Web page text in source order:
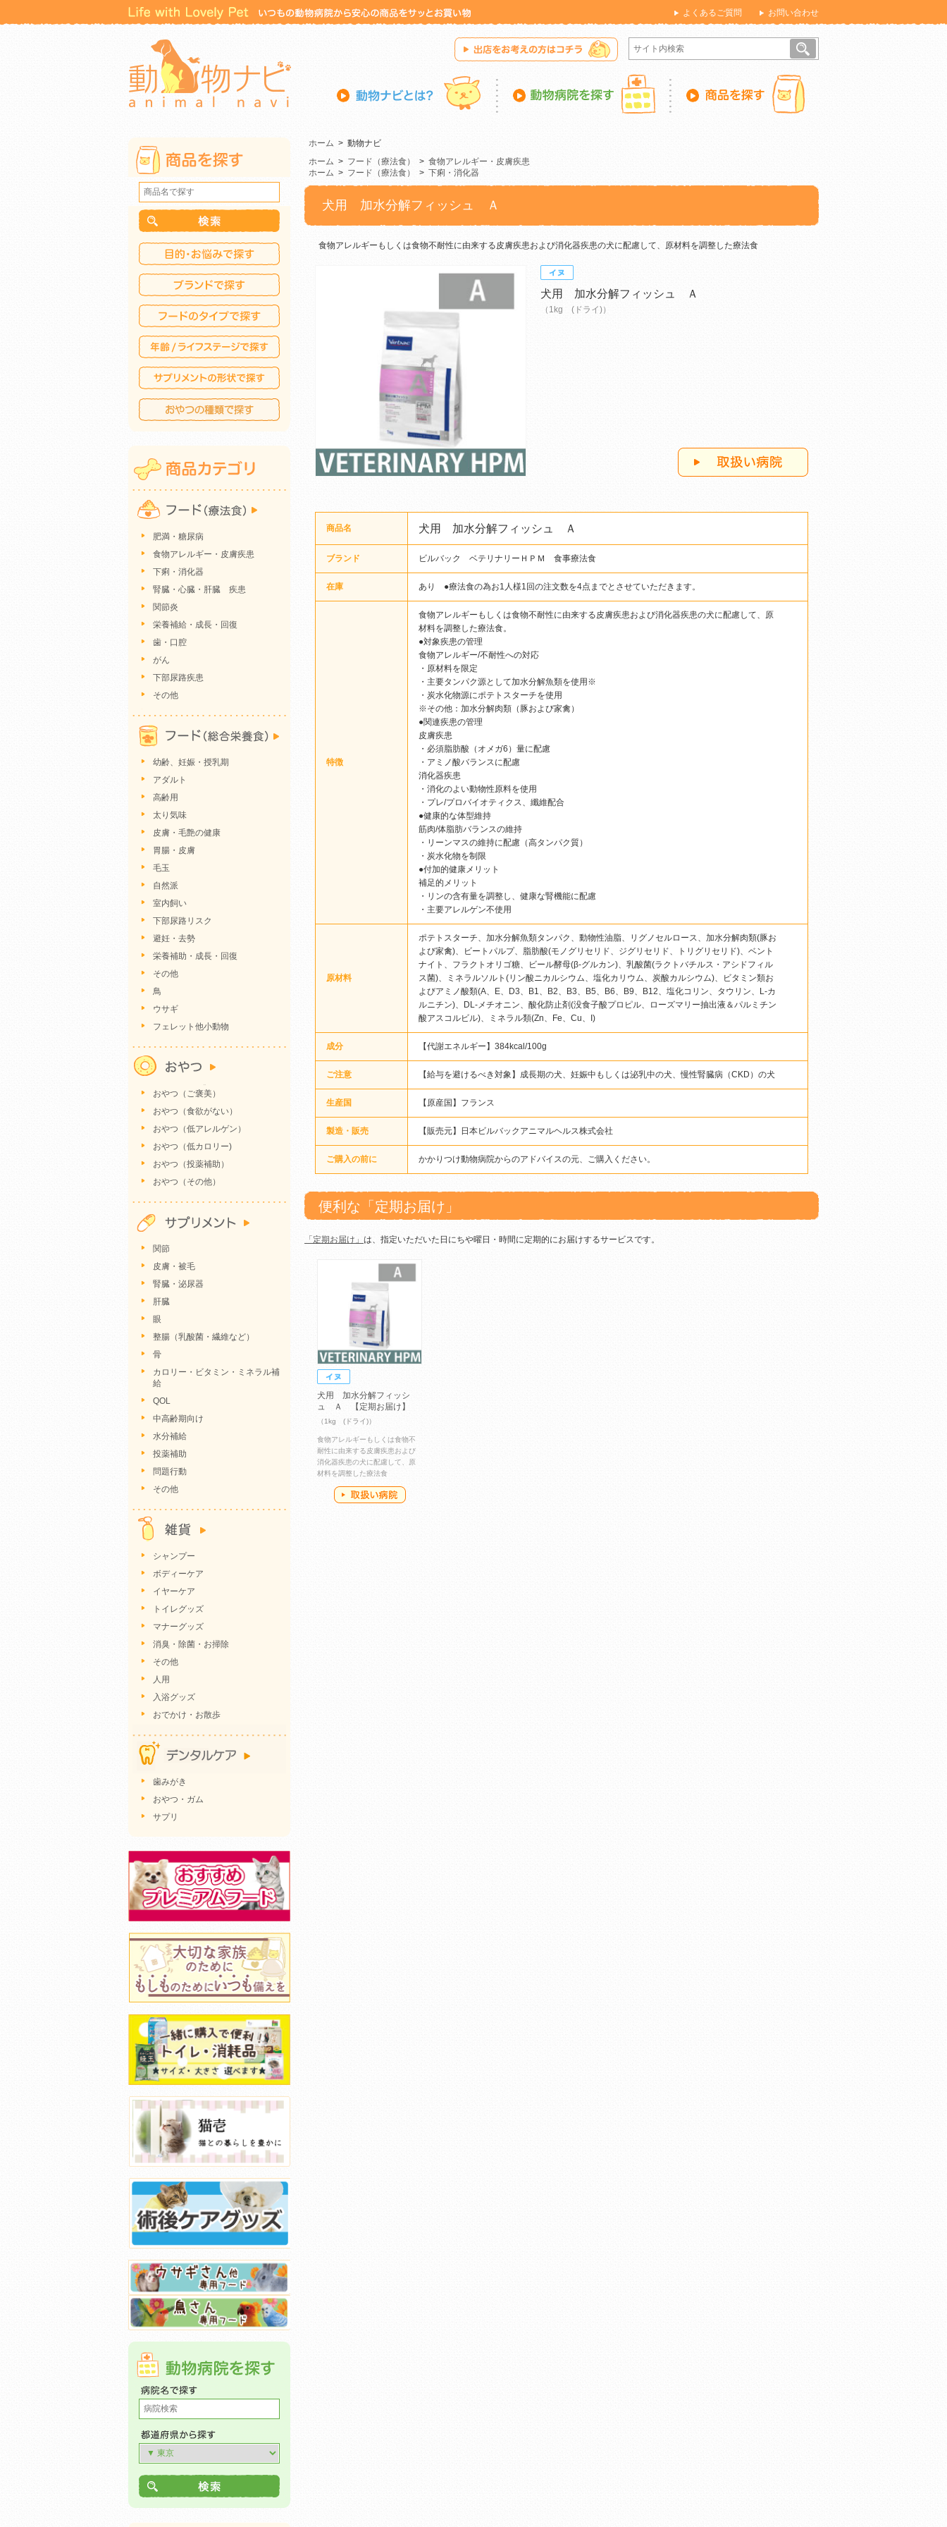
よくあるご質問 お問い合わせ
ホーム > 動物ナビ
ホーム > フード（療法食） > 食物アレルギー・皮膚疾患
ホーム > フード（療法食） > 下痢・消化器
犬用 加水分解フィッシュ Ａ
食物アレルギーもしくは食物不耐性に由来する皮膚疾患および消化器疾患の犬に配慮して、原材料を調整した療法食
犬用 加水分解フィッシュ Ａ
（1kg (ドライ)）
商品名 犬用 加水分解フィッシュ Ａ
ブランド ビルバック ベテリナリーＨＰＭ 食事療法食
在庫 あり ●療法食の為お1人様1回の注文数を4点までとさせていただきます。
特徴
食物アレルギーもしくは食物不耐性に由来する皮膚疾患および消化器疾患の犬に配慮して、原
材料を調整した療法食。
●対象疾患の管理
食物アレルギー/不耐性への対応
・原材料を限定
・主要タンパク源として加水分解魚類を使用※
・炭水化物源にポテトスターチを使用
※その他：加水分解肉類（豚および家禽）
●関連疾患の管理
皮膚疾患
・必須脂肪酸（オメガ6）量に配慮
・アミノ酸バランスに配慮
消化器疾患
・消化のよい動物性原料を使用
・プレ/プロバイオティクス、纖維配合
●健康的な体型維持
筋肉/体脂肪バランスの維持
・リーンマスの維持に配慮（高タンパク質）
・炭水化物を制限
●付加的健康メリット
補足的メリット
・リンの含有量を調整し、健康な腎機能に配慮
・主要アレルゲン不使用
原材料
ポテトスターチ、加水分解魚類タンパク、動物性油脂、リグノセルロース、加水分解肉類(豚お
よび家禽)、ビートパルプ、脂肪酸(モノグリセリド、ジグリセリド、トリグリセリド)、ベント
ナイト、フラクトオリゴ糖、ビール酵母(β-グルカン)、乳酸菌(ラクトバチルス・アシドフィル
ス菌)、ミネラルソルト(リン酸ニカルシウム、塩化カリウム、炭酸カルシウム)、ビタミン類お
よびアミノ酸類(A、E、D3、B1、B2、B3、B5、B6、B9、B12、塩化コリン、タウリン、L-カ
ルニチン)、DL-メチオニン、酸化防止剤(没食子酸プロピル、ローズマリー抽出液＆パルミチン
酸アスコルビル)、ミネラル類(Zn、Fe、Cu、I)
成分 【代謝エネルギー】384kcal/100g
ご注意 【給与を避けるべき対象】成長期の犬、妊娠中もしくは泌乳中の犬、慢性腎臓病（CKD）の犬
生産国 【原産国】フランス
製造・販売 【販売元】日本ビルバックアニマルヘルス株式会社
ご購入の前に かかりつけ動物病院からのアドバイスの元、ご購入ください。
便利な「定期お届け」
「定期お届け」 は、指定いただいた日にちや曜日・時間に定期的にお届けするサービスです。
犬用 加水分解フィッシ
ュ Ａ 【定期お届け】
（1kg (ドライ)）
食物アレルギーもしくは食物不
耐性に由来する皮膚疾患および
消化器疾患の犬に配慮して、原
材料を調整した療法食
肥満・糖尿病
食物アレルギー・皮膚疾患
下痢・消化器
腎臓・心臓・肝臓 疾患
関節炎
栄養補給・成長・回復
歯・口腔
がん
下部尿路疾患
その他
幼齢、妊娠・授乳期
アダルト
高齢用
太り気味
皮膚・毛艶の健康
胃腸・皮膚
毛玉
自然派
室内飼い
下部尿路リスク
避妊・去勢
栄養補助・成長・回復
その他
鳥
ウサギ
フェレット他小動物
おやつ（ご褒美）
おやつ（食欲がない）
おやつ（低アレルゲン）
おやつ（低カロリー)
おやつ（投薬補助）
おやつ（その他）
関節
皮膚・被毛
腎臓・泌尿器
肝臓
眼
整腸（乳酸菌・繊維など）
骨
カロリー・ビタミン・ミネラル補
給
QOL
中高齢期向け
水分補給
投薬補助
問題行動
その他
シャンプー
ボディーケア
イヤーケア
トイレグッズ
マナーグッズ
消臭・除菌・お掃除
その他
人用
入浴グッズ
おでかけ・お散歩
歯みがき
おやつ・ガム
サプリ